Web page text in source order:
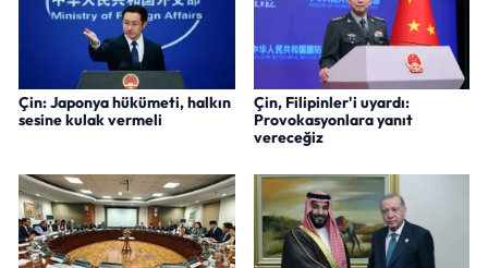
Çin: Japonya hükümeti, halkın
sesine kulak vermeli
Çin, Filipinler'i uyardı:
Provokasyonlara yanıt
vereceğiz